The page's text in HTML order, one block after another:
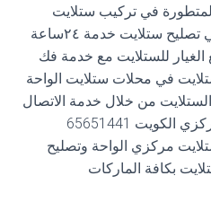
في تركيب ستلايت
ستلايت خدمة ٢٤ساعة
للستلايت مع خدمة فك
في محلات ستلايت الواحة
من خلال خدمة الاتصال
65651441
مركزي الواحة وتصليح
بكافة الماركات